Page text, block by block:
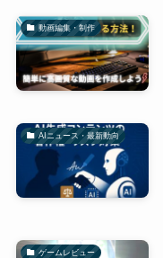
動画編集・制作
AIニュース・最新動向
ゲームレビュー